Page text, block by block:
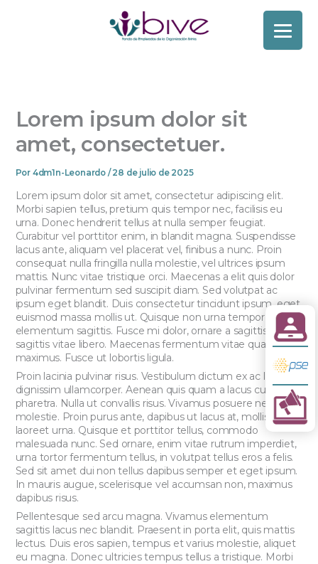
Lorem ipsum dolor sit
amet, consectetuer.
Por 4dm1n-Leonardo /28 de julio de 2025
Lorem ipsum dolor sit amet, consectetur adipiscing elit.
Morbi sapien tellus, pretium quis tempor nec, facilisis eu
urna. Donec hendrerit tellus at nulla semper feugiat.
Curabitur vel porttitor enim, in blandit magna. Suspendisse
lacus ante, aliquam vel placerat vel, finibus a nunc. Proin
consequat nulla fringilla nulla molestie, vel ultrices ipsum
mattis. Nunc vitae tristique orci. Maecenas a elit quis dolor
pulvinar fermentum sed suscipit diam. Sed volutpat ac
ipsum eget blandit. Duis consectetur tincidunt ipsum, eget
euismod massa mollis ut. Quisque non urna tempor justo
elementum sagittis. Fusce mi dolor, ornare a sagittis eu,
sagittis vitae libero. Maecenas fermentum vitae quam quis
maximus. Fusce ut lobortis ligula.
Proin lacinia pulvinar risus. Vestibulum dictum ex ac lacus
dignissim ullamcorper. Aenean quis quam a lacus cursus
pharetra. Nulla ut convallis risus. Vivamus posuere nec nisl in
molestie. Proin purus ante, dapibus ut lacus at, mollis
laoreet urna. Quisque et porttitor tellus, commodo
malesuada nunc. Sed ornare, enim vitae rutrum imperdiet,
urna tortor fermentum tellus, in volutpat tellus eros a felis.
Sed sit amet dui non tellus dapibus semper et eget ipsum.
In mauris augue, scelerisque vel accumsan non, maximus
dapibus risus.
Pellentesque sed arcu magna. Vivamus elementum
sagittis lacus nec blandit. Praesent in porta elit, quis mattis
lectus. Duis eros sapien, tempus et varius molestie, aliquet
eu magna. Donec ultricies tempus tellus a tristique. Morbi